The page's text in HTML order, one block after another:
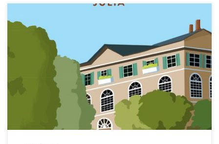
Situé en Provence au milieu du XIXe siècle, ce récit au long cours est centré
dès le début sur une passion entre Julia la rebelle et Rodolphe. Élisabeth
Barbier nous fait découvrir petit à petit le contexte social (grande
bourgeoisie de province) et politique (clans royalistes et bonapartistes) qui